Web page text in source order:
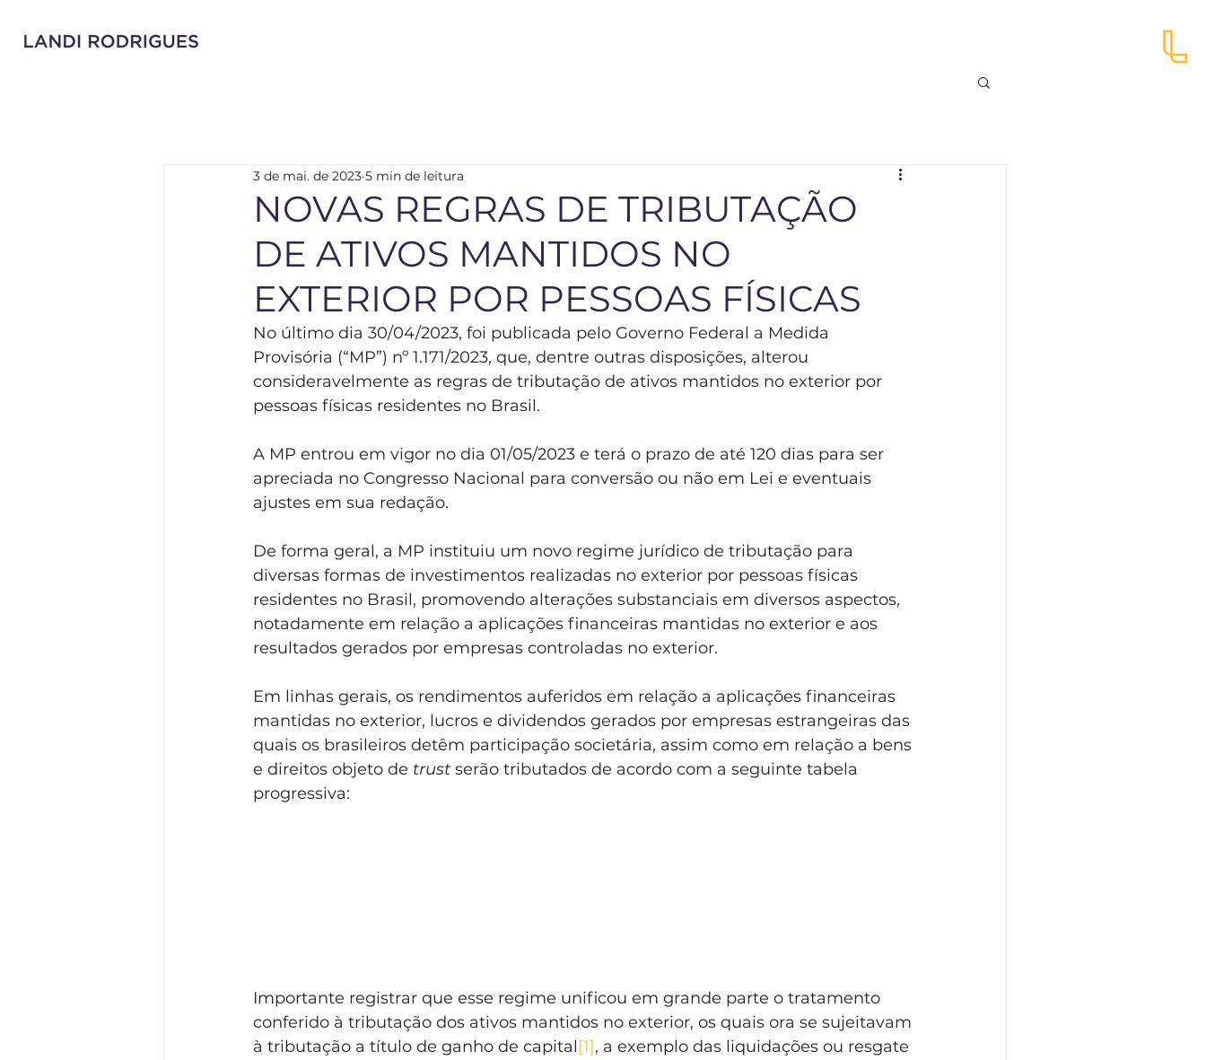
NOVAS REGRAS DE TRIBUTAÇÃO
DE ATIVOS MANTIDOS NO
EXTERIOR POR PESSOAS FÍSICAS
3 de mai. de 2023 5 min de leitura
No último dia 30/04/2023, foi publicada pelo Governo Federal a Medida
Provisória (“MP”) nº 1.171/2023, que, dentre outras disposições, alterou
consideravelmente as regras de tributação de ativos mantidos no exterior por
pessoas físicas residentes no Brasil.
A MP entrou em vigor no dia 01/05/2023 e terá o prazo de até 120 dias para ser
apreciada no Congresso Nacional para conversão ou não em Lei e eventuais
ajustes em sua redação.
De forma geral, a MP instituiu um novo regime jurídico de tributação para
diversas formas de investimentos realizadas no exterior por pessoas físicas
residentes no Brasil, promovendo alterações substanciais em diversos aspectos,
notadamente em relação a aplicações financeiras mantidas no exterior e aos
resultados gerados por empresas controladas no exterior.
Em linhas gerais, os rendimentos auferidos em relação a aplicações financeiras
mantidas no exterior, lucros e dividendos gerados por empresas estrangeiras das
quais os brasileiros detêm participação societária, assim como em relação a bens
e direitos objeto de trust serão tributados de acordo com a seguinte tabela
progressiva:
Importante registrar que esse regime unificou em grande parte o tratamento
conferido à tributação dos ativos mantidos no exterior, os quais ora se sujeitavam
à tributação a título de ganho de capital[1], a exemplo das liquidações ou resgate